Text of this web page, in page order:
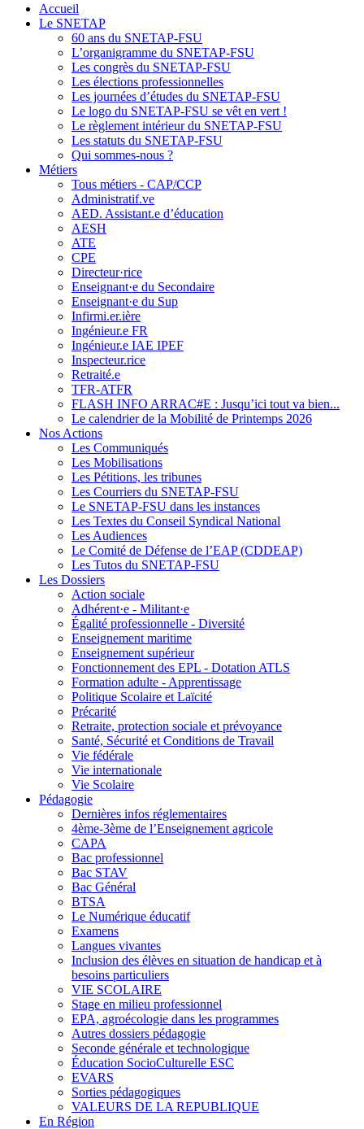
Accueil
Le SNETAP
60 ans du SNETAP-FSU
L’organigramme du SNETAP-FSU
Les congrès du SNETAP-FSU
Les élections professionnelles
Les journées d’études du SNETAP-FSU
Le logo du SNETAP-FSU se vêt en vert !
Le règlement intérieur du SNETAP-FSU
Les statuts du SNETAP-FSU
Qui sommes-nous ?
Métiers
Tous métiers - CAP/CCP
Administratif.ve
AED. Assistant.e d’éducation
AESH
ATE
CPE
Directeur·rice
Enseignant·e du Secondaire
Enseignant·e du Sup
Infirmi.er.ière
Ingénieur.e FR
Ingénieur.e IAE IPEF
Inspecteur.rice
Retraité.e
TFR-ATFR
FLASH INFO ARRAC#E : Jusqu’ici tout va bien...
Le calendrier de la Mobilité de Printemps 2026
Nos Actions
Les Communiqués
Les Mobilisations
Les Pétitions, les tribunes
Les Courriers du SNETAP-FSU
Le SNETAP-FSU dans les instances
Les Textes du Conseil Syndical National
Les Audiences
Le Comité de Défense de l’EAP (CDDEAP)
Les Tutos du SNETAP-FSU
Les Dossiers
Action sociale
Adhérent·e - Militant·e
Égalité professionnelle - Diversité
Enseignement maritime
Enseignement supérieur
Fonctionnement des EPL - Dotation ATLS
Formation adulte - Apprentissage
Politique Scolaire et Laïcité
Précarité
Retraite, protection sociale et prévoyance
Santé, Sécurité et Conditions de Travail
Vie fédérale
Vie internationale
Vie Scolaire
Pédagogie
Dernières infos réglementaires
4ème-3ème de l’Enseignement agricole
CAPA
Bac professionnel
Bac STAV
Bac Général
BTSA
Le Numérique éducatif
Examens
Langues vivantes
Inclusion des élèves en situation de handicap et à
besoins particuliers
VIE SCOLAIRE
Stage en milieu professionnel
EPA, agroécologie dans les programmes
Autres dossiers pédagogie
Seconde générale et technologique
Éducation SocioCulturelle ESC
EVARS
Sorties pédagogiques
VALEURS DE LA REPUBLIQUE
En Région